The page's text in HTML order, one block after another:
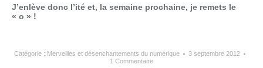
J’enlève donc l’ité et, la semaine prochaine, je remets le
« o » !
Catégorie : Merveilles et désenchantements du numérique
3 septembre 2012
1 Commentaire